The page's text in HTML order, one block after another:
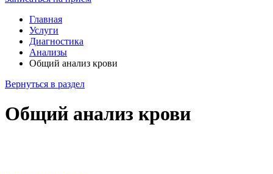
Главная
Услуги
Диагностика
Анализы
Общий анализ крови
Вернуться в раздел
Общий анализ крови